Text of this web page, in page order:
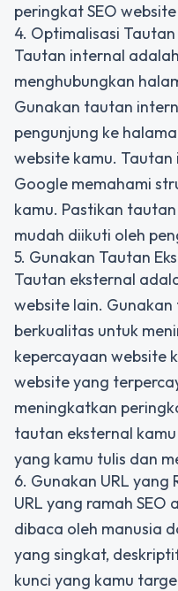
peringkat SEO
4. Optimalisasi
Tautan internal
menghubungkan
Gunakan tautan
pengunjung ke
website kamu.
Google memahami
kamu. Pastikan
mudah diikuti oleh
5. Gunakan Tautan
Tautan eksternal
website lain.
berkualitas untuk
kepercayaan website
website yang
meningkatkan
tautan eksternal
yang kamu tulis dan
6. Gunakan URL yang
URL yang ramah SEO
dibaca oleh manusia
yang singkat,
kunci yang kamu